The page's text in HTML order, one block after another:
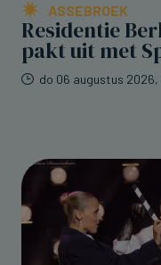
ASSEBROEK
Residentie
pakt uit met
do 06 augustus